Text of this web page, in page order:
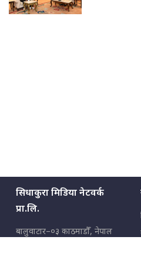
सिधाकुरा मिडिया नेटवर्क
प्रा.लि.
बालुवाटार–०३ काठमाडौँ, नेपाल